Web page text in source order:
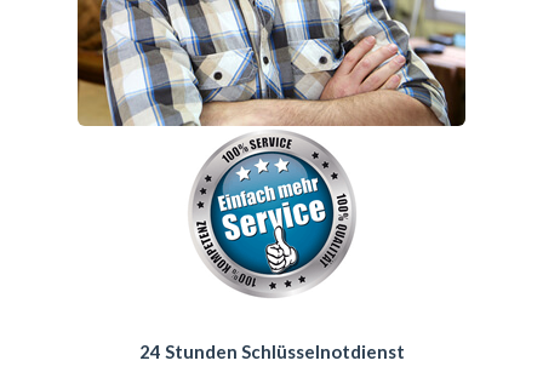
24 Stunden Schlüsselnotdienst